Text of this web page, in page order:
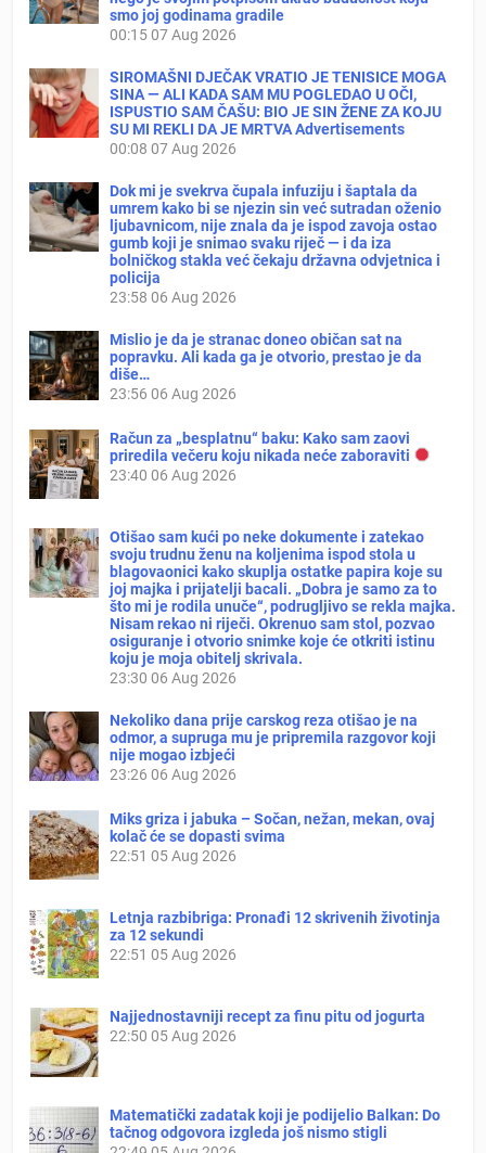
smo joj godinama gradile
00:1507 Aug 2026
SIROMAŠNI DJEČAK VRATIO JE TENISICE MOGA
SINA — ALI KADA SAM MU POGLEDAO U OČI,
ISPUSTIO SAM ČAŠU: BIO JE SIN ŽENE ZA KOJU
SU MI REKLI DA JE MRTVA Advertisements
00:08 07 Aug 2026
Dok mi je svekrva čupala infuziju i šaptala da
umrem kako bi se njezin sin već sutradan oženio
ljubavnicom, nije znala da je ispod zavoja ostao
gumb koji je snimao svaku riječ — i da iza
bolničkog stakla već čekaju državna odvjetnica i
policija
23:58 06 Aug 2026
Mislio je da je stranac doneo običan sat na
popravku. Ali kada ga je otvorio, prestao je da
diše…
23:56 06 Aug 2026
Račun za „besplatnu“ baku: Kako sam zaovi
priredila večeru koju nikada neće zaboraviti
23:40 06 Aug 2026
Otišao sam kući po neke dokumente i zatekao
svoju trudnu ženu na koljenima ispod stola u
blagovaonici kako skuplja ostatke papira koje su
joj majka i prijatelji bacali. „Dobra je samo za to
što mi je rodila unuče“, podrugljivo se rekla majka.
Nisam rekao ni riječi. Okrenuo sam stol, pozvao
osiguranje i otvorio snimke koje će otkriti istinu
koju je moja obitelj skrivala.
23:30 06 Aug 2026
Nekoliko dana prije carskog reza otišao je na
odmor, a supruga mu je pripremila razgovor koji
nije mogao izbjeći
23:26 06 Aug 2026
Miks griza i jabuka – Sočan, nežan, mekan, ovaj
kolač će se dopasti svima
22:51 05 Aug 2026
Letnja razbibriga: Pronađi 12 skrivenih životinja
za 12 sekundi
22:51 05 Aug 2026
Najjednostavniji recept za finu pitu od jogurta
22:50 05 Aug 2026
Matematički zadatak koji je podijelio Balkan: Do
tačnog odgovora izgleda još nismo stigli